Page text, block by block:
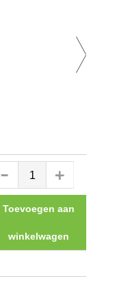
Toevoegen aan
winkelwagen